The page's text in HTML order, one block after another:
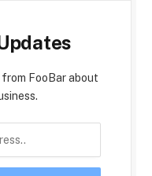
FooBar about